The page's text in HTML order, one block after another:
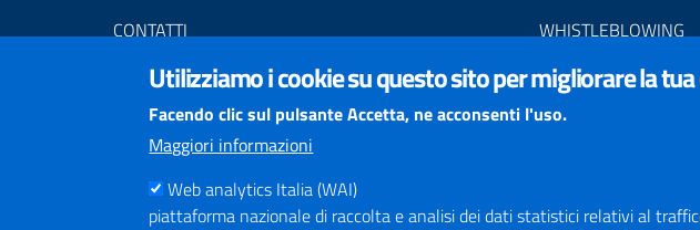
CONTATTI
Numero Verde 800.01.3474
Mail URPurprov@provincia.perugia.it
Posta elettronica certificata (PEC)
provincia.perugia@postacert.umbria.it
Altri indirizzi PEC della Provincia di Perugia
WHISTLEBLOWING
ACCESSIBILIT
Dichiarazione di
Responsabile del
Utilizziamo i cookie su questo sito per migliorare la
Facendo clic sul pulsante Accetta, ne acconsenti l'uso.
Maggiori informazioni
Web analytics Italia (WAI)
piattaforma nazionale di raccolta e analisi dei dati statistici relativi al